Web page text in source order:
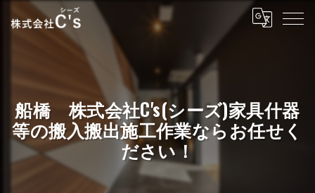
船橋 株式会社C's(シーズ)家具什器
等の搬入搬出施工作業ならお任せく
ださい！